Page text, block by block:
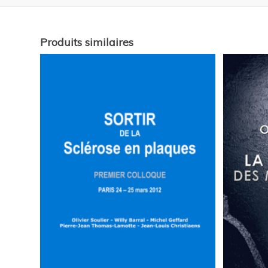
Produits similaires